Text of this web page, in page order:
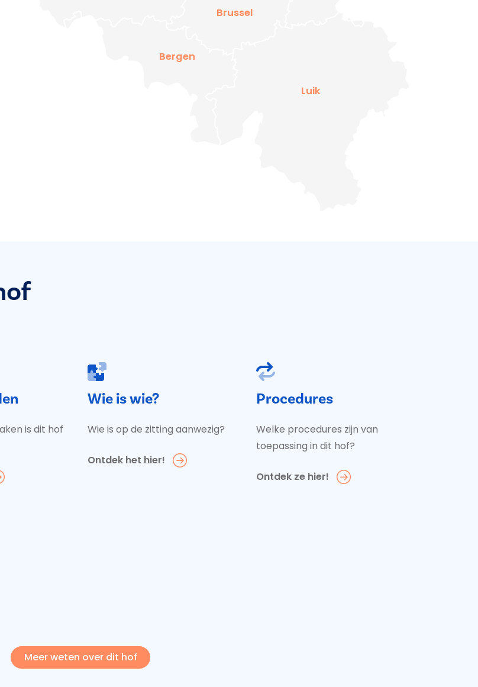
Bergen
Brussel
Luik
is dit hof
Wie is wie?
Wie is op de zitting aanwezig?
Ontdek het hier!
Procedures
Welke procedures zijn van
toepassing in dit hof?
Ontdek ze hier!
Meer weten over dit hof